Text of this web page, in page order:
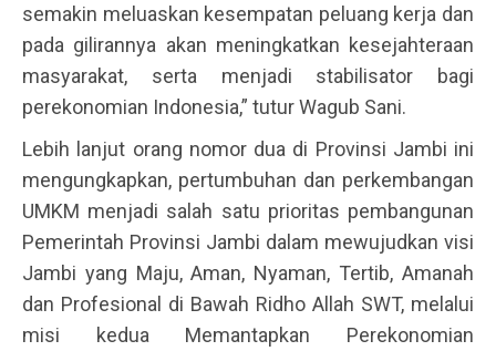
semakin meluaskan kesempatan peluang kerja dan
pada gilirannya akan meningkatkan kesejahteraan
masyarakat, serta menjadi stabilisator bagi
perekonomian Indonesia,” tutur Wagub Sani.
Lebih lanjut orang nomor dua di Provinsi Jambi ini
mengungkapkan, pertumbuhan dan perkembangan
UMKM menjadi salah satu prioritas pembangunan
Pemerintah Provinsi Jambi dalam mewujudkan visi
Jambi yang Maju, Aman, Nyaman, Tertib, Amanah
dan Profesional di Bawah Ridho Allah SWT, melalui
misi kedua Memantapkan Perekonomian